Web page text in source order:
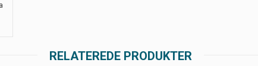
RELATEREDE PRODUKTER